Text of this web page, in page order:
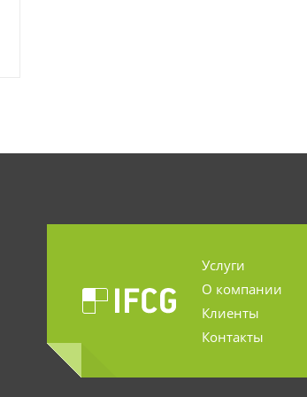
Услуги
О компании
Клиенты
Контакты